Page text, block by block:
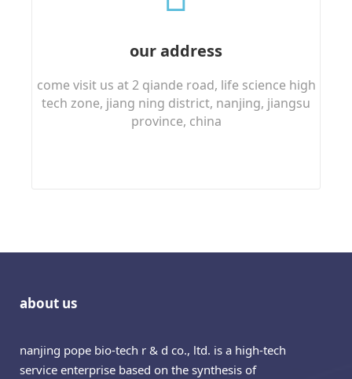
our address
come visit us at 2 qiande road, life science high
tech zone, jiang ning district, nanjing, jiangsu
province, china
about us
nanjing pope bio-tech r & d co., ltd. is a high-tech
service enterprise based on the synthesis of